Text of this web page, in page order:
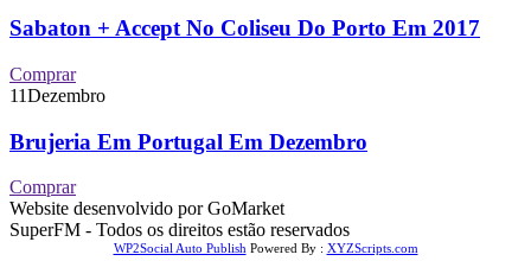
Sabaton + Accept No Coliseu Do Porto Em 2017
Comprar
11Dezembro
Brujeria Em Portugal Em Dezembro
Comprar
Website desenvolvido por GoMarket
SuperFM - Todos os direitos estão reservados
WP2Social Auto Publish Powered By : XYZScripts.com